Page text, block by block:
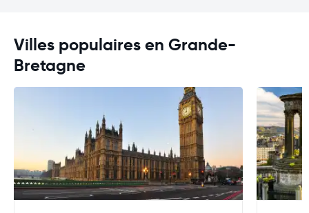
Villes populaires en Grande-
Bretagne